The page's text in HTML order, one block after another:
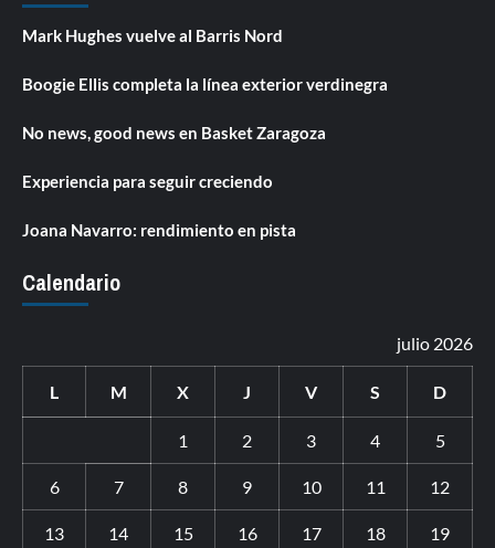
Mark Hughes vuelve al Barris Nord
Boogie Ellis completa la línea exterior verdinegra
No news, good news en Basket Zaragoza
Experiencia para seguir creciendo
Joana Navarro: rendimiento en pista
Calendario
julio 2026
L M X J V S D
1 2 3 4 5
6 7 8 9 10 11 12
13 14 15 16 17 18 19